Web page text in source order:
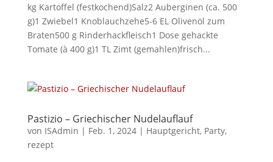
kg Kartoffel (festkochend)Salz2 Auberginen (ca. 500
g)1 Zwiebel1 Knoblauchzehe5-6 EL Olivenöl zum
Braten500 g Rinderhackfleisch1 Dose gehackte
Tomate (à 400 g)1 TL Zimt (gemahlen)frisch...
Pastizio – Griechischer Nudelauflauf
von ISAdmin | Feb. 1, 2024| Hauptgericht, Party,
rezept